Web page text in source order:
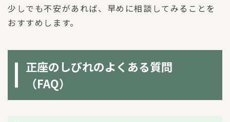
少しでも不安があれば、早めに相談してみることを
おすすめします。
正座のしびれのよくある質問
（FAQ）